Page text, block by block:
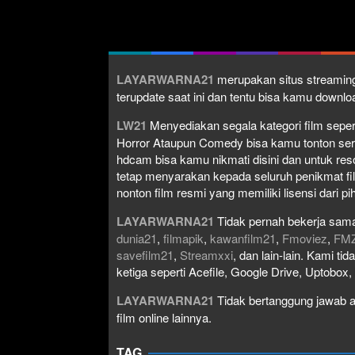
LAYARWARNA21 merupakan situs
terupdate saat ini dan tentu bisa kamu
LW21 Menyediakan segala kategori film
Horror Ataupun Comedy bisa kamu tonton
hdcam bisa kamu nikmati disini dan untuk
tetap menyarakan kepada seluruh penikmat
nonton film resmi yang memiliki lisensi dari
LAYARWARNA21 Tidak pernah bekerja
dunia21, filmapik, kawanfilm21, Fmoviez,
savefilm21, Streamxxi, dan lain-lain. Kami
ketiga seperti Acefile, Google Drive,
LAYARWARNA21 Tidak bertanggung jawab
film online lainnya.